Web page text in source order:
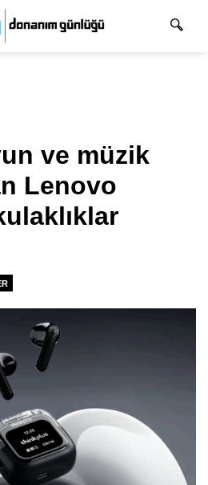
ve müzik
Lenovo